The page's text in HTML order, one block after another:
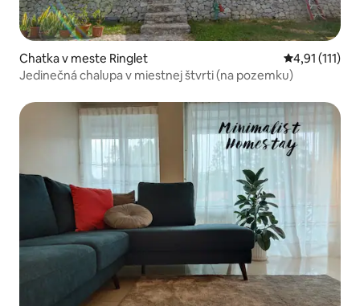
Chatka v meste Ringlet Priemerné
4,91 (111)
Jedinečná chalupa v miestnej štvrti (na pozemku)